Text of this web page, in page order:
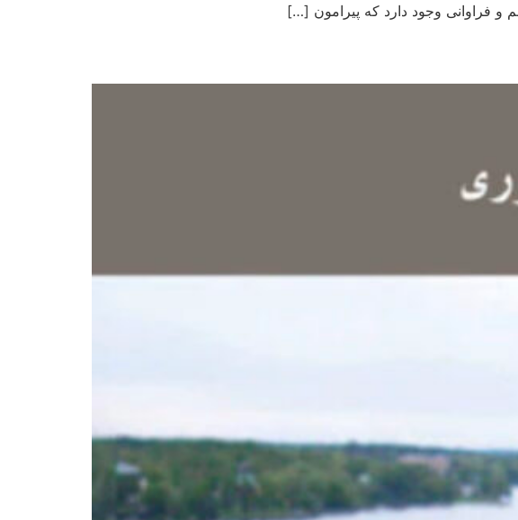
فراوانی وجود دارد که پیرامون […]